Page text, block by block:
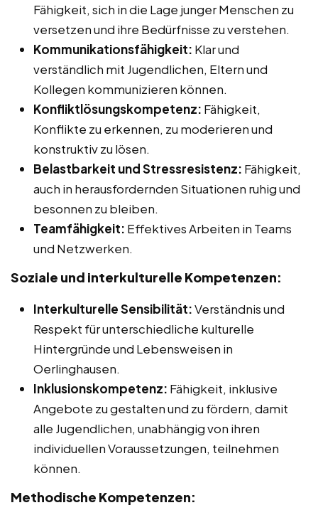
Fähigkeit, sich in die Lage junger Menschen zu
versetzen und ihre Bedürfnisse zu verstehen.
Kommunikationsfähigkeit: Klar und
verständlich mit Jugendlichen, Eltern und
Kollegen kommunizieren können.
Konfliktlösungskompetenz: Fähigkeit,
Konflikte zu erkennen, zu moderieren und
konstruktiv zu lösen.
Belastbarkeit und Stressresistenz: Fähigkeit,
auch in herausfordernden Situationen ruhig und
besonnen zu bleiben.
Teamfähigkeit: Effektives Arbeiten in Teams
und Netzwerken.
Soziale und interkulturelle Kompetenzen:
Interkulturelle Sensibilität:Verständnis und
Respekt für unterschiedliche kulturelle
Hintergründe und Lebensweisen in
Oerlinghausen.
Inklusionskompetenz: Fähigkeit, inklusive
Angebote zu gestalten und zu fördern, damit
alle Jugendlichen, unabhängig von ihren
individuellen Voraussetzungen, teilnehmen
können.
Methodische Kompetenzen: